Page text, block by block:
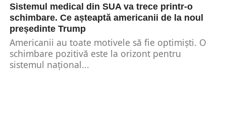
Sistemul medical din SUA va trece printr-o
schimbare. Ce așteaptă americanii de la noul
președinte Trump
Americanii au toate motivele să fie optimiști. O
schimbare pozitivă este la orizont pentru
sistemul național...